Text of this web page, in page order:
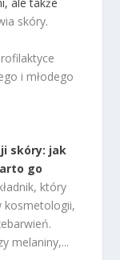
skóry.
i młodego
skóry: jak
go
który
kosmetologii,
melaniny,...